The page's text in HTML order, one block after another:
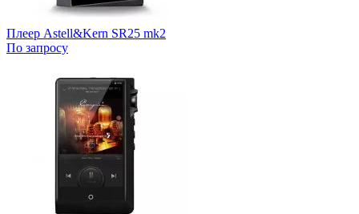
Плеер Astell&Kern SR25 mk2
По запросу